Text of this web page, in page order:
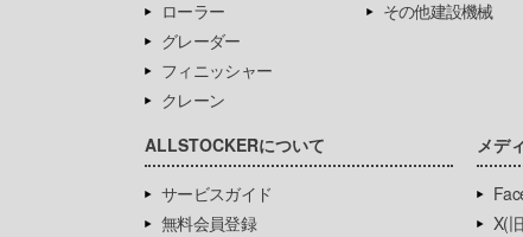
ローラー
グレーダー
フィニッシャー
クレーン
その他建設機械
ALLSTOCKERについて
サービスガイド
無料会員登録
メデ
X(